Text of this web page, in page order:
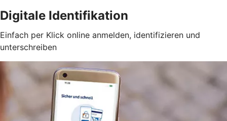
Digitale Identifikation
Einfach per Klick online anmelden, identifizieren und
unterschreiben